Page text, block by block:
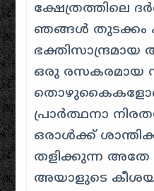
ക്ഷേത്രത്തിലെ
ഞങ്ങൾ തുടക്കം
ഒരു രസകരമായ
പ്രാർത്ഥനാ
ഒരാൾക്ക്
തളിക്കുന്ന അതേ
അയാളുടെ